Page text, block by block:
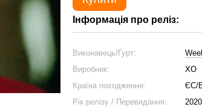
Інформація про реліз:
Виконавець/Гурт:
Виробник:
XO
Країна походження:
ЄС/
Рік релізу / Перевидання:
2020